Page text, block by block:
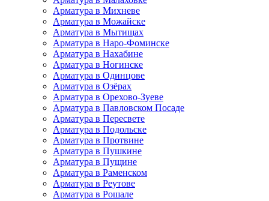
Арматура в Михневе
Арматура в Можайске
Арматура в Мытищах
Арматура в Наро-Фоминске
Арматура в Нахабине
Арматура в Ногинске
Арматура в Одинцове
Арматура в Озёрах
Арматура в Орехово-Зуеве
Арматура в Павловском Посаде
Арматура в Пересвете
Арматура в Подольске
Арматура в Протвине
Арматура в Пушкине
Арматура в Пущине
Арматура в Раменском
Арматура в Реутове
Арматура в Рошале